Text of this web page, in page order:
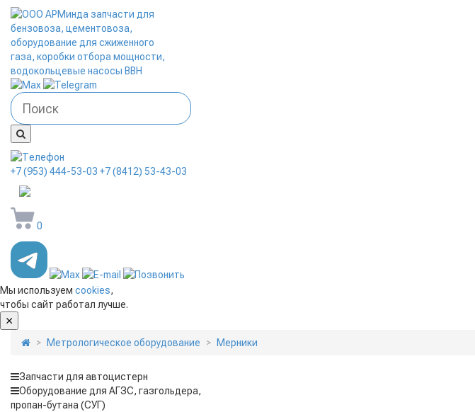
+7 (953) 444-53-03 +7 (8412) 53-43-03
0
Мы используем cookies,
чтобы сайт работал лучше.
Метрологическое оборудование Мерники
Запчасти для автоцистерн
Оборудование для АГЗС, газгольдера,
пропан-бутана (СУГ)